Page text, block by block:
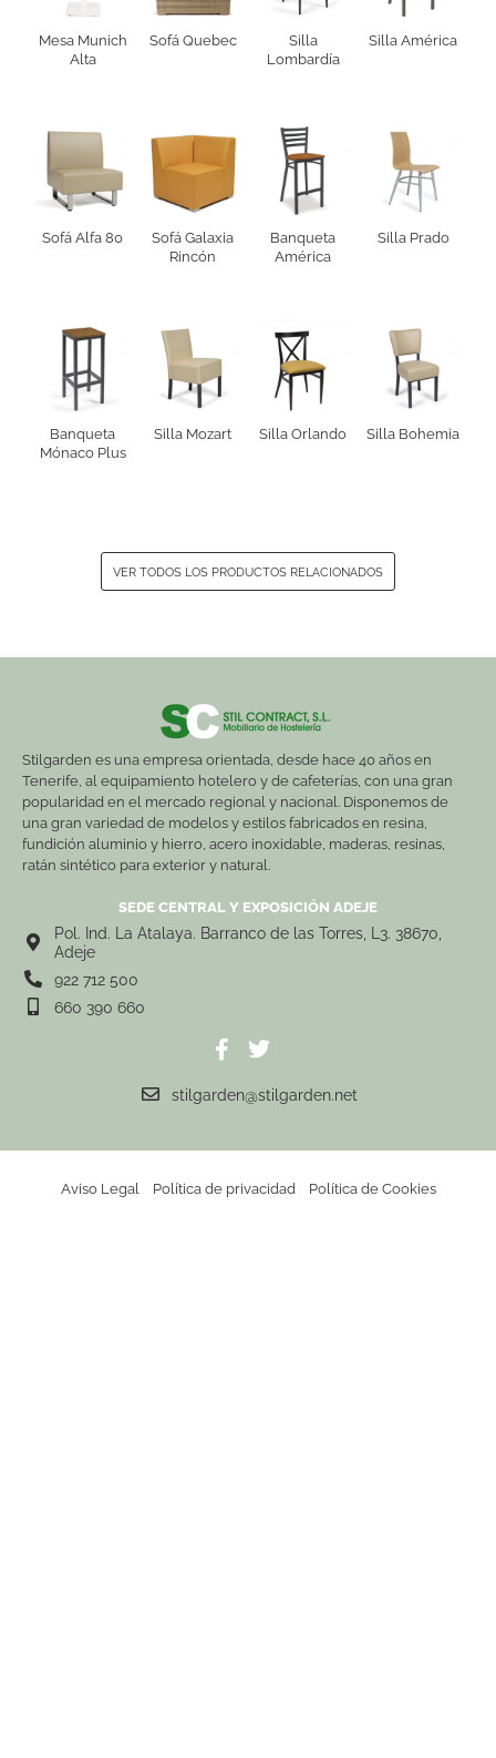
Mesa Munich
Alta
Sofá Quebec
Silla
Lombardía
Silla América
Sofá Alfa 80
Sofá Galaxia
Rincón
Banqueta
América
Silla Prado
Banqueta
Mónaco Plus
Silla Mozart Silla Orlando Silla Bohemia
VER TODOS LOS PRODUCTOS RELACIONADOS
Stilgarden es una empresa orientada, desde hace 40 años en
Tenerife, al equipamiento hotelero y de cafeterías, con una gran
popularidad en el mercado regional y nacional. Disponemos de
una gran variedad de modelos y estilos fabricados en resina,
fundición aluminio y hierro, acero inoxidable, maderas, resinas,
ratán sintético para exterior y natural.
SEDE CENTRAL Y EXPOSICIÓN ADEJE
Pol. Ind. La Atalaya. Barranco de las Torres, L3. 38670,
Adeje
922 712 500
660 390 660
stilgarden@stilgarden.net
Aviso Legal Política de privacidad Política de Cookies